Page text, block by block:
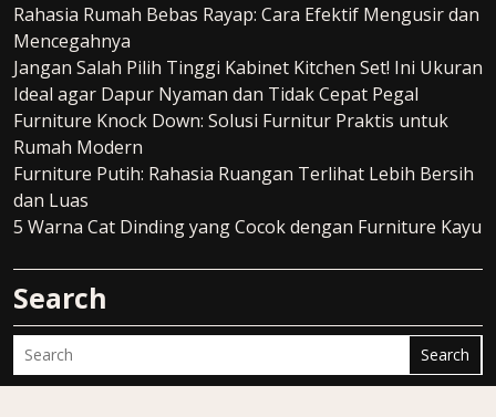
Rahasia Rumah Bebas Rayap: Cara Efektif Mengusir dan
Mencegahnya
Jangan Salah Pilih Tinggi Kabinet Kitchen Set! Ini Ukuran
Ideal agar Dapur Nyaman dan Tidak Cepat Pegal
Furniture Knock Down: Solusi Furnitur Praktis untuk
Rumah Modern
Furniture Putih: Rahasia Ruangan Terlihat Lebih Bersih
dan Luas
5 Warna Cat Dinding yang Cocok dengan Furniture Kayu
Search
Search